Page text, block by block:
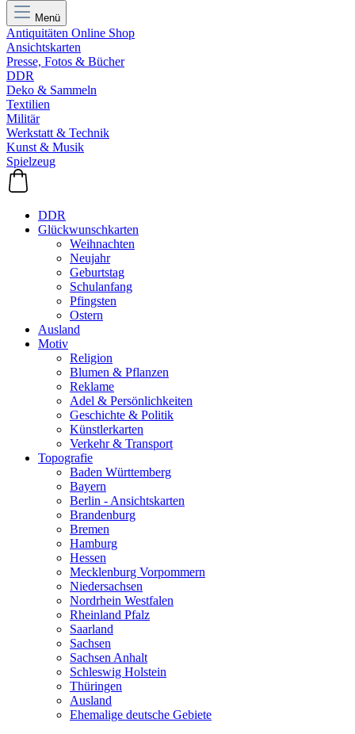
Menü
Antiquitäten Online Shop
Ansichtskarten
Presse, Fotos & Bücher
DDR
Deko & Sammeln
Textilien
Militär
Werkstatt & Technik
Kunst & Musik
Spielzeug
DDR
Glückwunschkarten
Weihnachten
Neujahr
Geburtstag
Schulanfang
Pfingsten
Ostern
Ausland
Motiv
Religion
Blumen & Pflanzen
Reklame
Adel & Persönlichkeiten
Geschichte & Politik
Künstlerkarten
Verkehr & Transport
Topografie
Baden Württemberg
Bayern
Berlin - Ansichtskarten
Brandenburg
Bremen
Hamburg
Hessen
Mecklenburg Vorpommern
Niedersachsen
Nordrhein Westfalen
Rheinland Pfalz
Saarland
Sachsen
Sachsen Anhalt
Schleswig Holstein
Thüringen
Ausland
Ehemalige deutsche Gebiete